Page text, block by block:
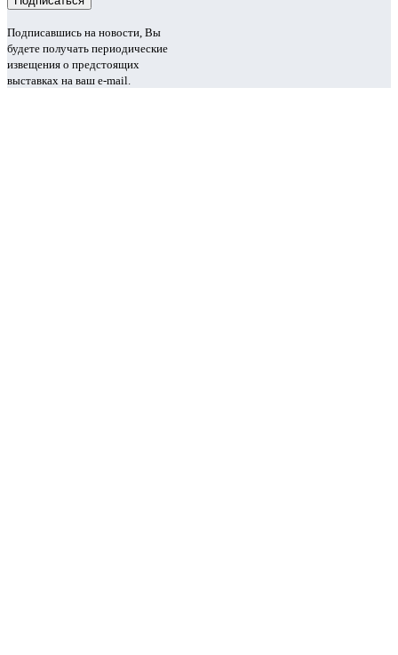
Подписавшись на новости, Вы
будете получать периодические
извещения о предстоящих
выставках на ваш e-mail.